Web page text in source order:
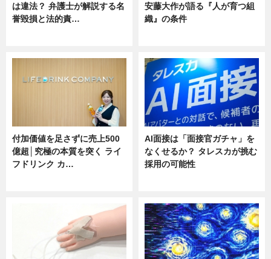
は違法？ 弁護士が解説する名
誉毀損と法的責…
安藤大作が語る『人が育つ組
織』の条件
付加価値を足さずに売上500
億超│究極の本質を突く ライ
フドリンク カ…
AI面接は「面接官ガチャ」を
なくせるか？ タレスカが挑む
採用の可能性